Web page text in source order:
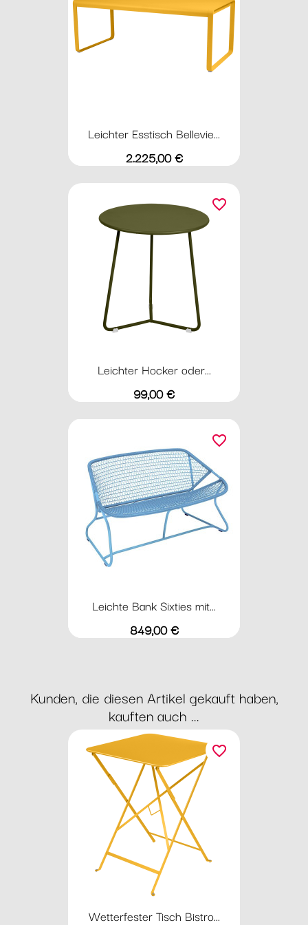
Leichter Esstisch Bellevie...
Preis
2.225,00 €
Leichter Hocker oder...
Preis
99,00 €
favorite_border
Leichte Bank Sixties mit...
Preis
849,00 €
favorite_border
Kunden, die diesen Artikel gekauft haben,
kauften auch ...
Wetterfester Tisch Bistro...
favorite_border